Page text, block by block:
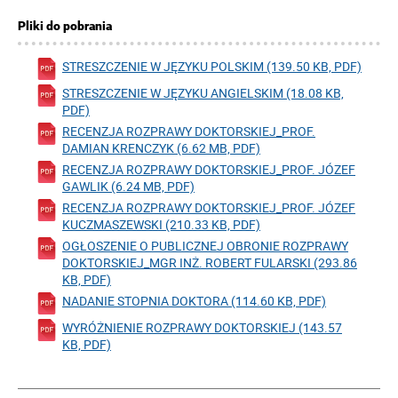
Pliki do pobrania
STRESZCZENIE W JĘZYKU POLSKIM (139.50 KB, PDF)
STRESZCZENIE W JĘZYKU ANGIELSKIM (18.08 KB,
PDF)
RECENZJA ROZPRAWY DOKTORSKIEJ_PROF.
DAMIAN KRENCZYK (6.62 MB, PDF)
RECENZJA ROZPRAWY DOKTORSKIEJ_PROF. JÓZEF
GAWLIK (6.24 MB, PDF)
RECENZJA ROZPRAWY DOKTORSKIEJ_PROF. JÓZEF
KUCZMASZEWSKI (210.33 KB, PDF)
OGŁOSZENIE O PUBLICZNEJ OBRONIE ROZPRAWY
DOKTORSKIEJ_MGR INŻ. ROBERT FULARSKI (293.86
KB, PDF)
NADANIE STOPNIA DOKTORA (114.60 KB, PDF)
WYRÓŻNIENIE ROZPRAWY DOKTORSKIEJ (143.57
KB, PDF)